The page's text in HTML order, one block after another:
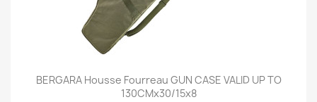
BERGARA Housse Fourreau GUN CASE VALID UP TO
130CMx30/15x8